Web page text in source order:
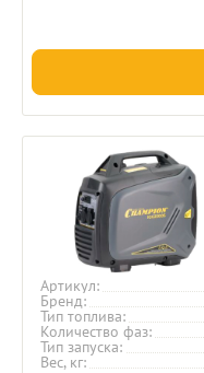
Артикул
Бренд
Тип топлива
Количество фаз
Тип запуска
Вес, кг